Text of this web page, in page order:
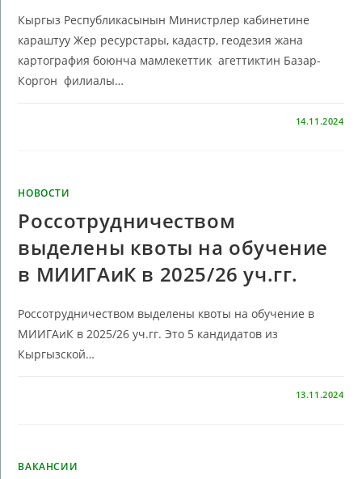
Кыргыз Республикасынын Министрлер кабинетине
караштуу Жер ресурстары, кадастр, геодезия жана
картография боюнча мамлекеттик агеттиктин Базар-
Коргон филиалы…
14.11.2024
НОВОСТИ
Россотрудничеством
выделены квоты на обучение
в МИИГАиК в 2025/26 уч.гг.
Россотрудничеством выделены квоты на обучение в
МИИГАиК в 2025/26 уч.гг. Это 5 кандидатов из
Кыргызской…
13.11.2024
ВАКАНСИИ